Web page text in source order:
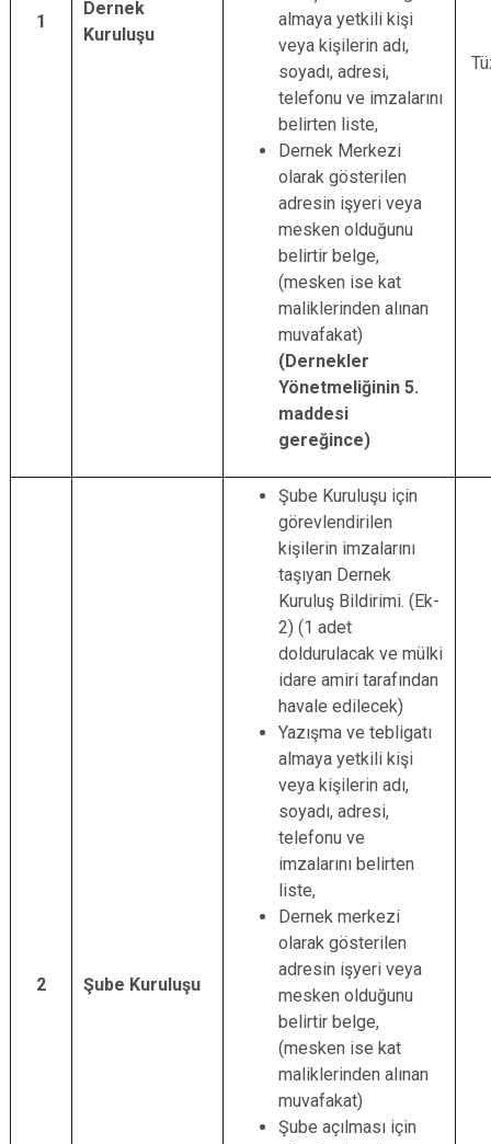
1
Dernek
Kuruluşu
almaya yetkili kişi
veya kişilerin adı,
soyadı, adresi,
telefonu ve imzalarını
belirten liste,
Dernek Merkezi
olarak gösterilen
adresin işyeri veya
mesken olduğunu
belirtir belge,
(mesken ise kat
maliklerinden alınan
muvafakat)
(Dernekler
Yönetmeliğinin 5.
maddesi
gereğince)
2 Şube Kuruluşu
Şube Kuruluşu için
görevlendirilen
kişilerin imzalarını
taşıyan Dernek
Kuruluş Bildirimi. (Ek-
2) (1 adet
doldurulacak ve mülki
idare amiri tarafından
havale edilecek)
Yazışma ve tebligatı
almaya yetkili kişi
veya kişilerin adı,
soyadı, adresi,
telefonu ve
imzalarını belirten
liste,
Dernek merkezi
olarak gösterilen
adresin işyeri veya
mesken olduğunu
belirtir belge,
(mesken ise kat
maliklerinden alınan
muvafakat)
Şube açılması için